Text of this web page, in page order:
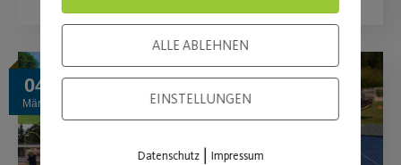
04
März
ALLE ABLEHNEN
EINSTELLUNGEN
Datenschutz| Impressum